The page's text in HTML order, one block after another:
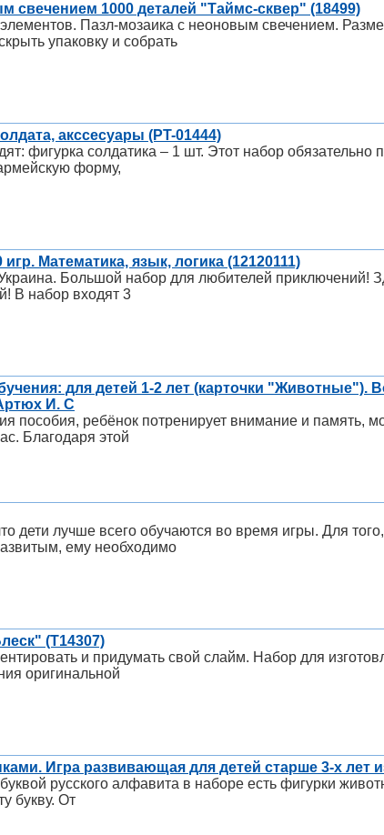
свечением 1000 деталей "Таймс-сквер" (18499)
Пазл-мозаика с неоновым свечением.
упаковку и собрать
акссесуары (PT-01444)
фигурка солдатика – 1 шт. Этот набор
форму,
игр. Математика, язык, логика (12120111)
Большой набор для любителей приключений!
В набор входят 3
для детей 1-2 лет (карточки
И. С
пособия, ребёнок потренирует внимание и память,
Благодаря этой
дети лучше всего обучаются во время игры. Для
ему необходимо
(Т14307)
и придумать свой слайм. Набор для
оригинальной
Игра развивающая для детей старше 3-х лет
русского алфавита в наборе есть фигурки
букву. От